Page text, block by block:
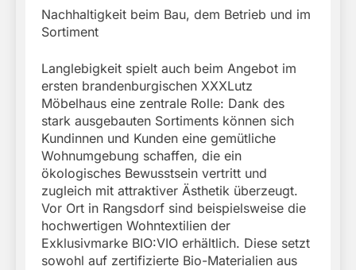
Nachhaltigkeit beim Bau, dem Betrieb und im
Sortiment
Langlebigkeit spielt auch beim Angebot im
ersten brandenburgischen XXXLutz
Möbelhaus eine zentrale Rolle: Dank des
stark ausgebauten Sortiments können sich
Kundinnen und Kunden eine gemütliche
Wohnumgebung schaffen, die ein
ökologisches Bewusstsein vertritt und
zugleich mit attraktiver Ästhetik überzeugt.
Vor Ort in Rangsdorf sind beispielsweise die
hochwertigen Wohntextilien der
Exklusivmarke BIO:VIO erhältlich. Diese setzt
sowohl auf zertifizierte Bio-Materialien aus